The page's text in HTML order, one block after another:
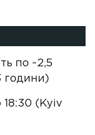
по ~2,5
години)
18:30 (Kyiv